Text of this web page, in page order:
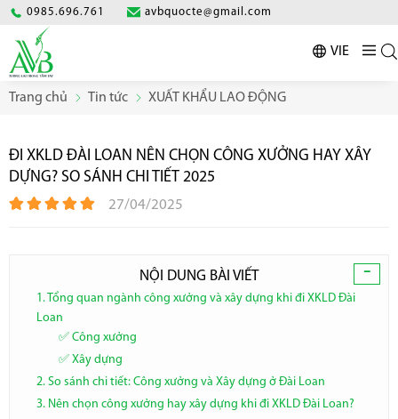
0985.696.761 avbquocte@gmail.com
VIE
Trang chủ Tin tức XUẤT KHẨU LAO ĐỘNG
ĐI XKLD ĐÀI LOAN NÊN CHỌN CÔNG XƯỞNG HAY XÂY
DỰNG? SO SÁNH CHI TIẾT 2025
27/04/2025
-
NỘI DUNG BÀI VIẾT
1. Tổng quan ngành công xưởng và xây dựng khi đi XKLD Đài
Loan
✅ Công xưởng
✅ Xây dựng
2. So sánh chi tiết: Công xưởng và Xây dựng ở Đài Loan
3. Nên chọn công xưởng hay xây dựng khi đi XKLD Đài Loan?